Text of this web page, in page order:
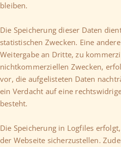
bleiben.
Die Speicherung dieser Daten
statistischen Zwecken. Eine
Weitergabe an Dritte, zu
nichtkommerziellen Zwecken,
vor, die aufgelisteten Daten
ein Verdacht auf eine
besteht.
Die Speicherung in Logfiles
der Webseite sicherzustellen.